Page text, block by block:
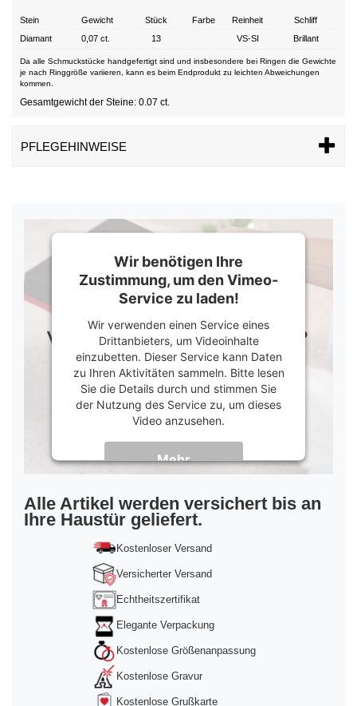
Stein Gewicht Stück Farbe Reinheit
Schliff
Diamant
0,07 ct. 13 VS-SI Brillant
Da alle Schmuckstücke handgefertigt sind und insbesondere bei Ringen die Gewichte
je nach Ringgröße variieren, kann es beim Endprodukt zu leichten Abweichungen
kommen.
Gesamtgewicht der Steine: 0.07 ct.
PFLEGEHINWEISE
Wir benötigen Ihre
Zustimmung, um den Vimeo-
Service zu laden!
Wir verwenden einen Service eines
Drittanbieters, um Videoinhalte
einzubetten. Dieser Service kann Daten
zu Ihren Aktivitäten sammeln. Bitte lesen
Sie die Details durch und stimmen Sie
der Nutzung des Service zu, um dieses
Video anzusehen.
Mehr
Informationen
Akzeptieren
powered byUsercentrics Consent
Management Platform&Trusted Shops
Alle Artikel werden versichert bis an
Ihre Haustür geliefert.
Kostenloser Versand
Versicherter Versand
Echtheitszertifikat
Elegante Verpackung
Kostenlose Größenanpassung
Kostenlose Gravur
Kostenlose Grußkarte